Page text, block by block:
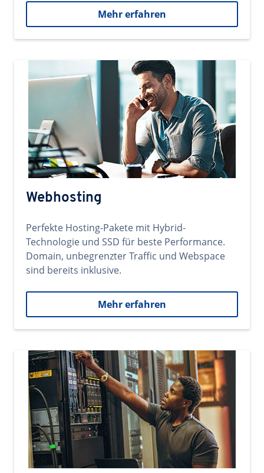
Mehr erfahren
Webhosting
Perfekte Hosting-Pakete mit Hybrid-
Technologie und SSD für beste Performance.
Domain, unbegrenzter Traffic und Webspace
sind bereits inklusive.
Mehr erfahren